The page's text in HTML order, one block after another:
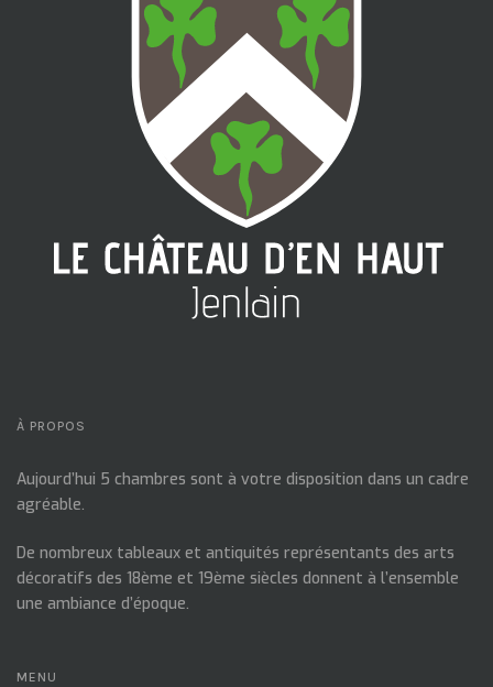
À PROPOS
Aujourd’hui 5 chambres sont à votre disposition dans un cadre
agréable.
De nombreux tableaux et antiquités représentants des arts
décoratifs des 18ème et 19ème siècles donnent à l’ensemble
une ambiance d’époque.
MENU